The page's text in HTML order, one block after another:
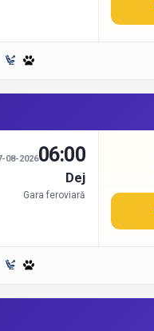
08-202606:00
Dej
Gara feroviară